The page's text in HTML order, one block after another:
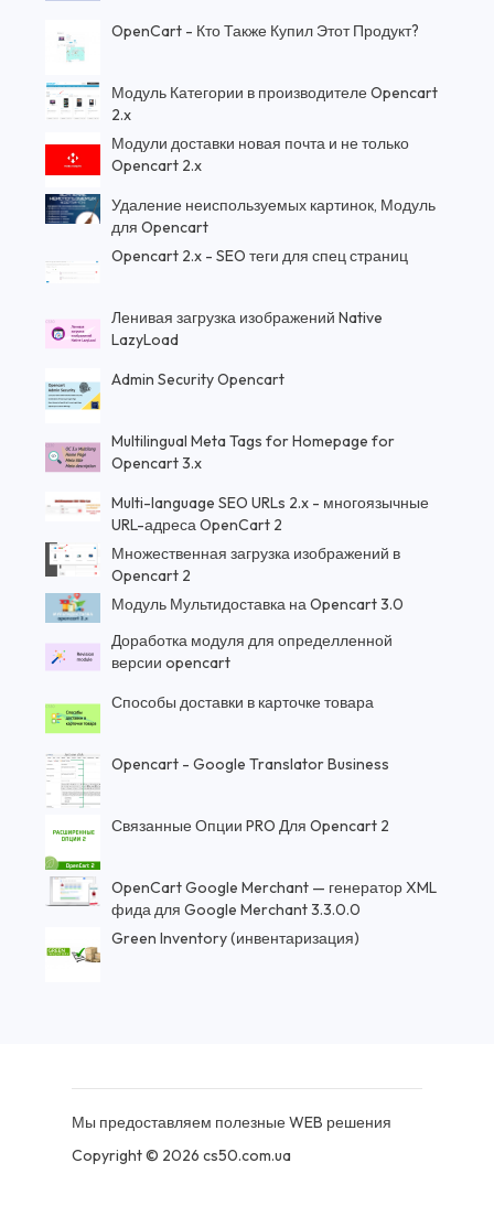
OpenCart - Кто Также Купил Этот Продукт?
Модуль Категории в производителе Opencart
2.x
Модули доставки новая почта и не только
Opencart 2.x
Удаление неиспользуемых картинок, Модуль
для Opencart
Opencart 2.x - SEO теги для спец страниц
Ленивая загрузка изображений Native
LazyLoad
Admin Security Opencart
Multilingual Meta Tags for Homepage for
Opencart 3.x
Multi-language SEO URLs 2.x - многоязычные
URL-адреса OpenCart 2
Множественная загрузка изображений в
Opencart 2
Модуль Мультидоставка на Opencart 3.0
Доработка модуля для определленной
версии opencart
Способы доставки в карточке товара
Opencart - Google Translator Business
Связанные Опции PRO Для Opencart 2
OpenCart Google Merchant — генератор XML
фида для Google Merchant 3.3.0.0
Green Inventory (инвентаризация)
Мы предоставляем полезные WEB решения
Copyright © 2026 cs50.com.ua